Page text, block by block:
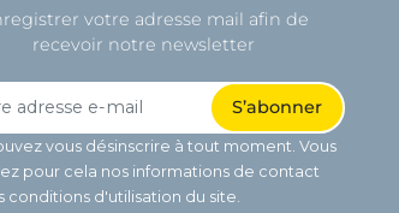
votre adresse mail afin de
recevoir notre newsletter
vous désinscrire à tout moment. Vous
pour cela nos informations de contact
conditions d'utilisation du site.